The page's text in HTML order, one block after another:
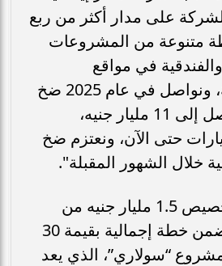
على مدار أكثر من ربع
متنوعة من المشروعات
في مواقع
استراتيجية مختلفة، ونواصل في عام 2025 ضخ
استثمارات قوية تصل إلى 11 مليار جنيه،
منها 5 مليارات حتى الآن، ونعتزم ضخ
وأضاف: " نقوم بتخصيص 1.5 مليار جنيه من
استثمارات 2025 ضمن خطة إجمالية بقيمة 30
مشروع “سولاري”، الذي يعد